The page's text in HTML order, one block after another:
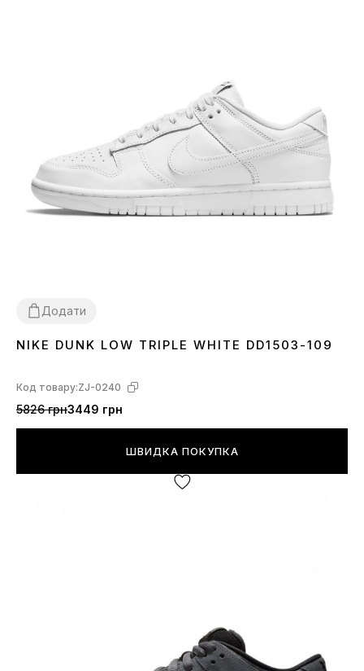
Додати
3637 383940 4142 43 4445
NIKE DUNK LOW TRIPLE WHITE DD1503-109
Код товару:ZJ-0240
5826 грн3449 грн
ШВИДКА ПОКУПКА